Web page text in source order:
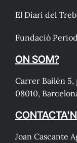
El Diari del
Fundació
ON SOM?
Carrer Bailén
08010,
Joan Cascante